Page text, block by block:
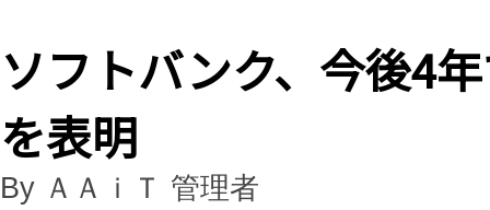
ソフトバンク、今後4
を表明
By ＡＡｉＴ 管理者